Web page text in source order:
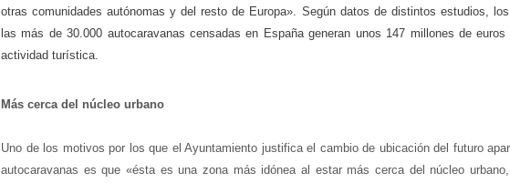
otras comunidades autónomas y del resto de Europa». Según datos de distintos estudios,
las más de 30.000 autocaravanas censadas en España generan unos 147 millones de
actividad turística.
Más cerca del núcleo urbano
Uno de los motivos por los que el Ayuntamiento justifica el cambio de ubicación del futuro
autocaravanas es que «ésta es una zona más idónea al estar más cerca del núcleo